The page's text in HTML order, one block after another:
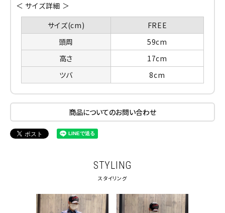
＜ サイズ詳細 ＞
サイズ(cm)
FREE
頭周
59cm
高さ
17cm
ツバ
8cm
商品についてのお問い合わせ
STYLING
スタイリング